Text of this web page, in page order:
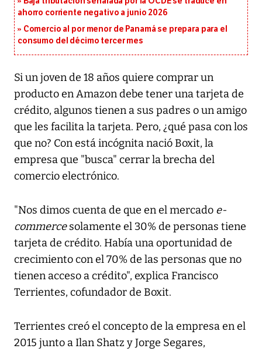
ahorro corriente negativo a junio 2026
Comercio al por menor de Panamá se prepara para el
consumo del décimo tercer mes
Si un joven de 18 años quiere comprar un
producto en Amazon debe tener una tarjeta de
crédito, algunos tienen a sus padres o un amigo
que les facilita la tarjeta. Pero, ¿qué pasa con los
que no? Con está incógnita nació Boxit, la
empresa que "busca" cerrar la brecha del
comercio electrónico.
"Nos dimos cuenta de que en el mercado e-
commercesolamente el 30% de personas tiene
tarjeta de crédito. Había una oportunidad de
crecimiento con el 70% de las personas que no
tienen acceso a crédito", explica Francisco
Terrientes, cofundador de Boxit.
Terrientes creó el concepto de la empresa en el
2015 junto a Ilan Shatz y Jorge Segares,